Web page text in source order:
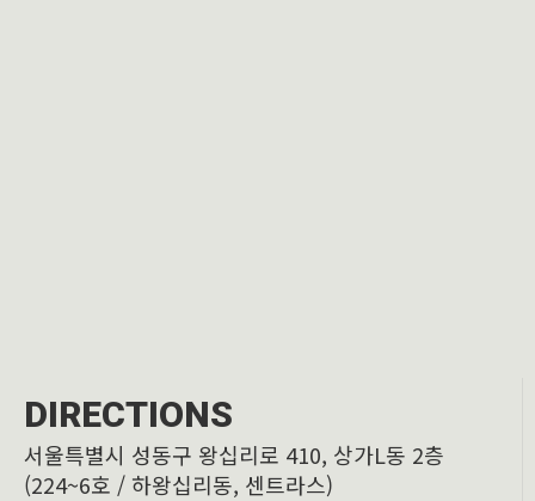
DIRECTIONS
서울특별시 성동구 왕십리로 410, 상가L동 2층
(224~6호 / 하왕십리동, 센트라스)